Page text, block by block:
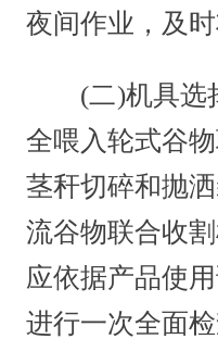
夜间作业，及
(二)机具选
全喂入轮式谷
茎秆切碎和抛
流谷物联合收
应依据产品使
进行一次全面